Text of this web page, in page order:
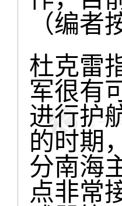
（编
杜克雷
军很有
进行护
的时期
分南海
点非常